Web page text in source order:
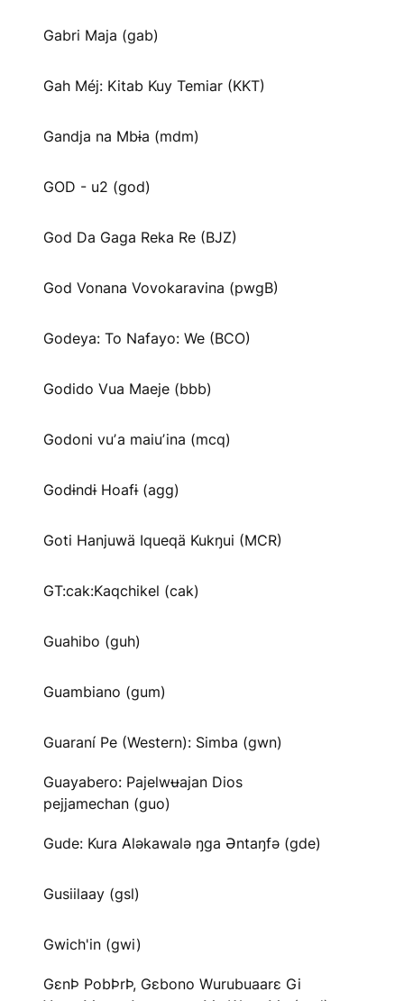
Gabri Maja (gab)
Gah Méj: Kitab Kuy Temiar (KKT)
Gandja na Mbɨa (mdm)
GOD - u2 (god)
God Da Gaga Reka Re (BJZ)
God Vonana Vovokaravina (pwgB)
Godeya: To Nafayo: We (BCO)
Godido Vua Maeje (bbb)
Godoni vuʼa maiuʼina (mcq)
Godɨndɨ Hoafɨ (agg)
Goti Hanjuwä Iqueqä Kukŋui (MCR)
GT:cak:Kaqchikel (cak)
Guahibo (guh)
Guambiano (gum)
Guaraní Pe (Western): Simba (gwn)
Guayabero: Pajelwʉajan Dios
pejjamechan (guo)
Gude: Kura Aləkawalə ŋga Əntaŋfə (gde)
Gusiilaay (gsl)
Gwich'in (gwi)
GɛnÞ PobÞrÞ, Gɛbono Wurubuaarɛ Gi